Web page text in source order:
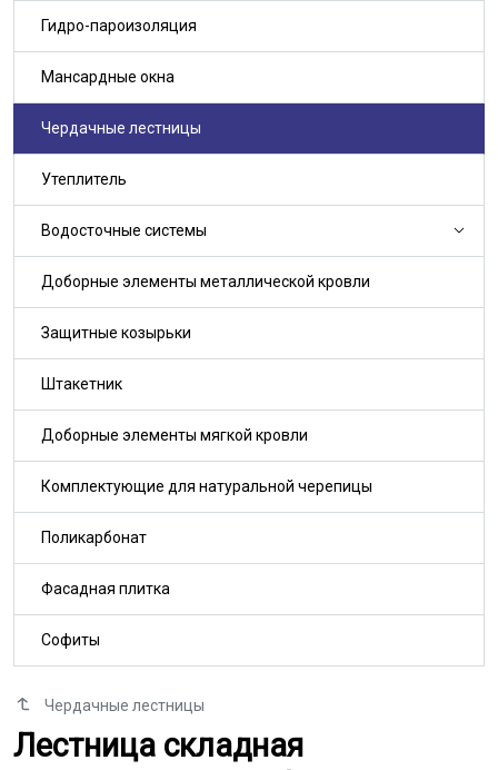
Чердачные лестницы
Лестница складная
Лестница складная
Гидро-пароизоляция
Мансардные окна
Чердачные лестницы
Утеплитель
Водосточные системы
Доборные элементы металлической кровли
Защитные козырьки
Штакетник
Доборные элементы мягкой кровли
Комплектующие для натуральной черепицы
Поликарбонат
Фасадная плитка
Софиты